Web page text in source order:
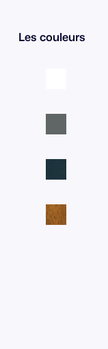
Les couleurs